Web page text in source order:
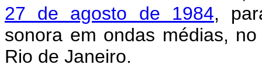
27 de agosto de 1984,
sonora em ondas médias,
Rio de Janeiro.